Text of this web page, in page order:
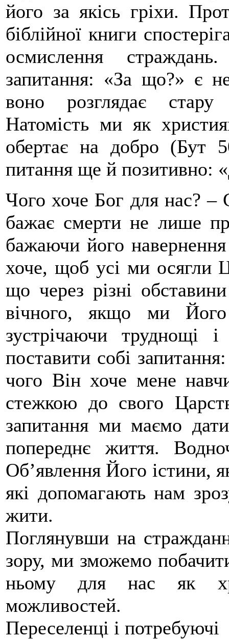
його за якісь гріхи.
біблійної книги
осмислення
запитання: «За що?» є
воно розглядає стару
Натомість ми як
обертає на добро (Бут
питання ще й позитивно:
Чого хоче Бог для нас? –
бажає смерти не лише
бажаючи його
хоче, щоб усі ми осягли
що через різні
вічного, якщо ми
зустрічаючи труднощі
поставити собі
чого Він хоче мене
стежкою до свого
запитання ми маємо
попереднє життя.
Об’явлення Його істини,
які допомагають нам
жити.
Поглянувши на
зору, ми зможемо
ньому для нас як
можливостей.
Переселенці і потребуючі